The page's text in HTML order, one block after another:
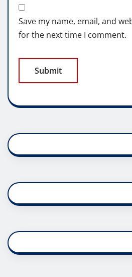
Save my name, email, and
for the next time I comment.